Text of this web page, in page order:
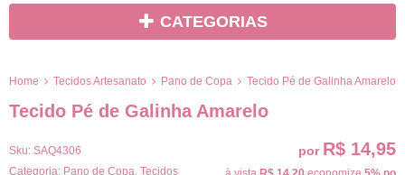
CATEGORIAS
Home Tecidos Artesanato Pano de Copa Tecido Pé de Galinha Amarelo
Tecido Pé de Galinha Amarelo
Sku: SAQ4306
Categoria: Pano de Copa Tecidos
por R$ 14,95